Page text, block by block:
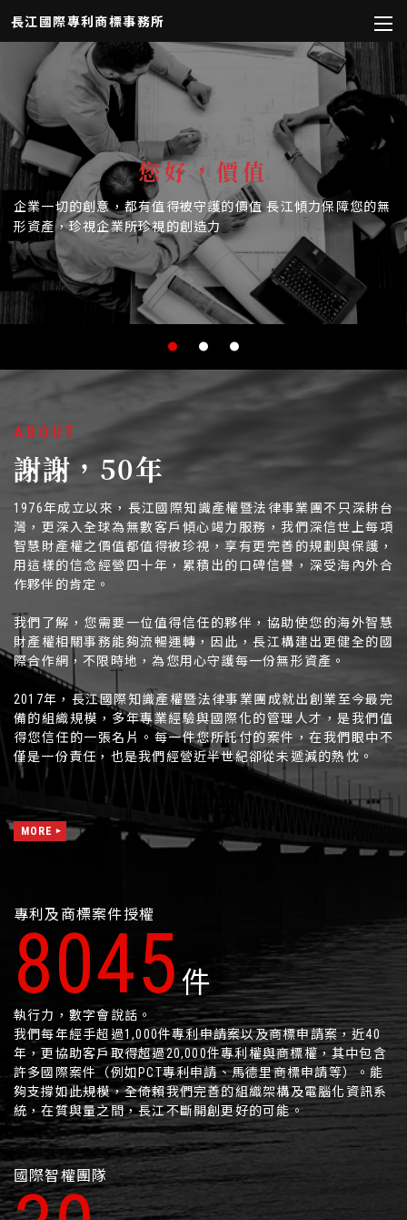
長江國際專利商標事務所
您好，價值
企業一切的創意，都有值得被守護的價值 長江傾力保障您的無
形資產，珍視企業所珍視的創造力
ABOUT
謝謝，50年
1976年成立以來，長江國際知識產權暨法律事業團不只深耕台
灣，更深入全球為無數客戶傾心竭力服務，我們深信世上每項
智慧財產權之價值都值得被珍視，享有更完善的規劃與保護，
用這樣的信念經營四十年，累積出的口碑信譽，深受海內外合
作夥伴的肯定。
我們了解，您需要一位值得信任的夥伴，協助使您的海外智慧
財產權相關事務能夠流暢運轉，因此，長江構建出更健全的國
際合作網，不限時地，為您用心守護每一份無形資產。
2017年，長江國際知識產權暨法律事業團成就出創業至今最完
備的組織規模，多年專業經驗與國際化的管理人才，是我們值
得您信任的一張名片。每一件您所託付的案件，在我們眼中不
僅是一份責任，也是我們經營近半世紀卻從未遞減的熱忱。
MORE
專利及商標案件授權
11680 件
執行力，數字會說話。
我們每年經手超過1,000件專利申請案以及商標申請案，近40
年，更協助客戶取得超過20,000件專利權與商標權，其中包含
許多國際案件（例如PCT專利申請、馬德里商標申請等）。能
夠支撐如此規模，全倚賴我們完善的組織架構及電腦化資訊系
統，在質與量之間，長江不斷開創更好的可能。
國際智權團隊